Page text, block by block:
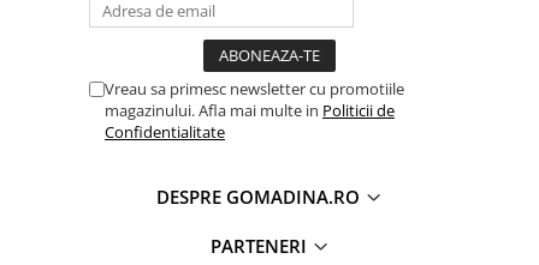
Vreau sa primesc newsletter cu promotiile
magazinului. Afla mai multe in Politicii de
Confidentialitate
DESPRE GOMADINA.RO
PARTENERI